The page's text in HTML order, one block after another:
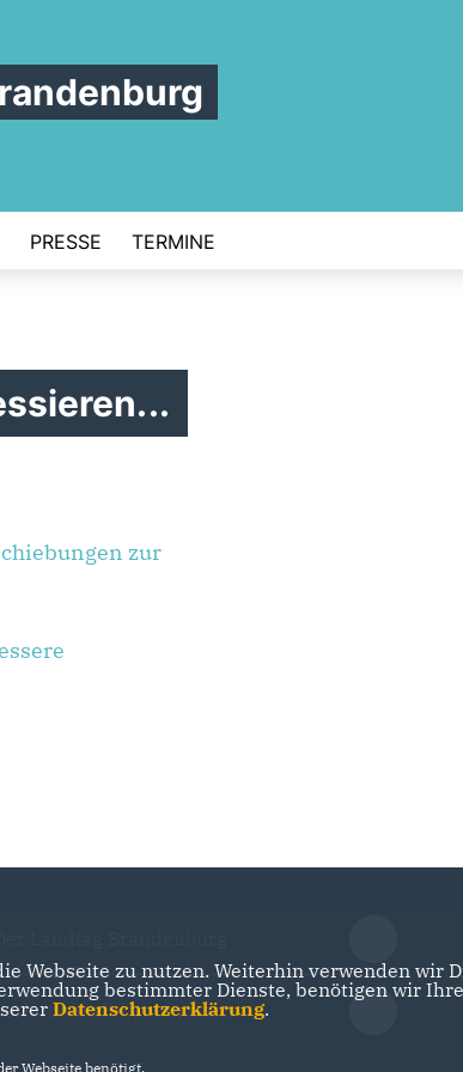
PRESSE TERMINE
zur
Webseite zu nutzen. Weiterhin verwenden
bestimmter Dienste, benötigen wir
Datenschutzerklärung.
Webseite benötigt.